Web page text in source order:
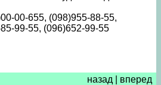
00-655, (098)955-88-55,
99-55, (096)652-99-55
назад вперед